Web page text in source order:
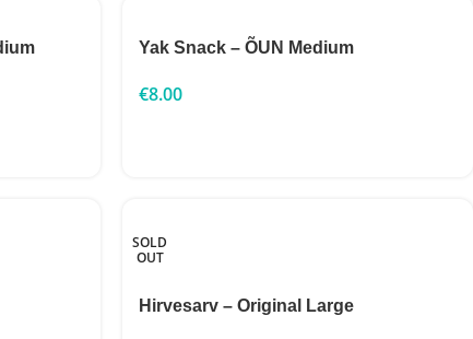
Yak Snack – ÕUN Medium
€8.00
SOLD
OUT
Hirvesarv – Original Large